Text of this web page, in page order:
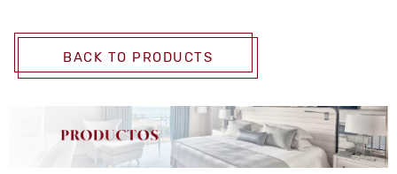
BACK TO PRODUCTS